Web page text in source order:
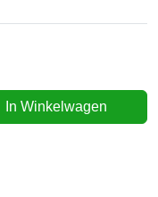
In Winkelwagen